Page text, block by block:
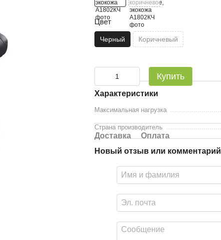
Цвет
Черный Коричневый
Купить
Характеристики
Максимальная нагрузка
Страна производитель
Доставка
Оплата
Новый отзыв или комментарий